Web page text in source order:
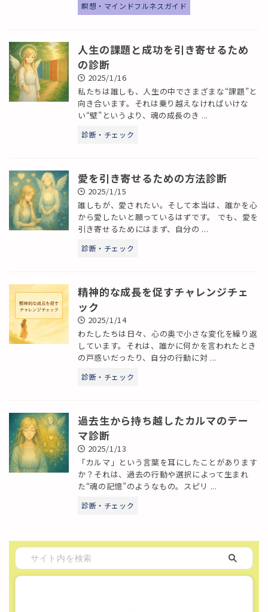
瞑想・マインドフルネスガイド
人生の課題と成功を引き寄せるため
の診断
2025/1/16
私たちは誰しも、人生の中でさまざまな“課題”と
向き合います。それは乗り越えなければいけな
い“壁”というより、魂の成長のき ...
診断・チェック
愛を引き寄せるための方法診断
2025/1/15
誰しもが、愛されたい。そして本当は、誰かを心
から愛したいと願っているはずです。 でも、愛を
引き寄せるためにはまず、自分の ...
診断・チェック
精神的な成長を促すチャレンジチェ
ック
2025/1/14
わたしたちは日々、心の奥で小さな変化を繰り返
しています。それは、誰かに何かを言われたとき
の戸惑いだったり、自分の行動に対 ...
診断・チェック
過去生から持ち越したカルマのテー
マ診断
2025/1/13
「カルマ」という言葉を耳にしたことがあります
か？それは、過去の行動や選択によって生まれ
た“魂の記憶”のようなもの。スピリ ...
診断・チェック